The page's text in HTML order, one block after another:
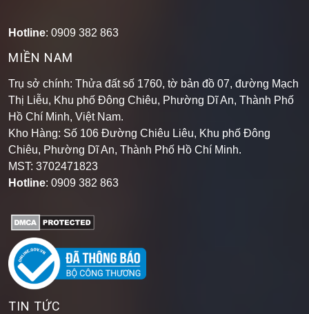
Hotline: 0909 382 863
MIỀN NAM
Trụ sở chính: Thửa đất số 1760, tờ bản đồ 07, đường Mạch
Thị Liễu, Khu phố Đông Chiêu, Phường Dĩ An, Thành Phố
Hồ Chí Minh, Việt Nam.
Kho Hàng: Số 106 Đường Chiêu Liêu, Khu phố Đông
Chiêu, Phường Dĩ An, Thành Phố Hồ Chí Minh.
MST: 3702471823
Hotline: 0909 382 863
TIN TỨC